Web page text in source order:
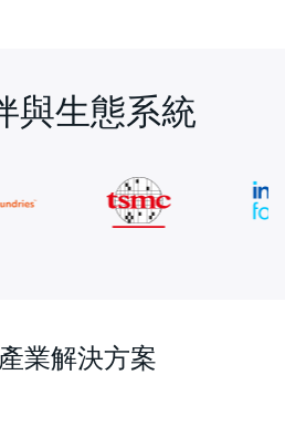
與生態系統
業解決方案